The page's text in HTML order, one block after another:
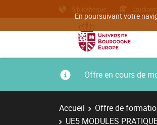
En poursuivant votre
Bibliothèque
Offre en cours de
Accueil Offre de
UE5 MODULES